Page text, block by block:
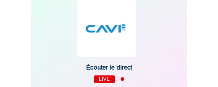
Écouter le direct
LIVE